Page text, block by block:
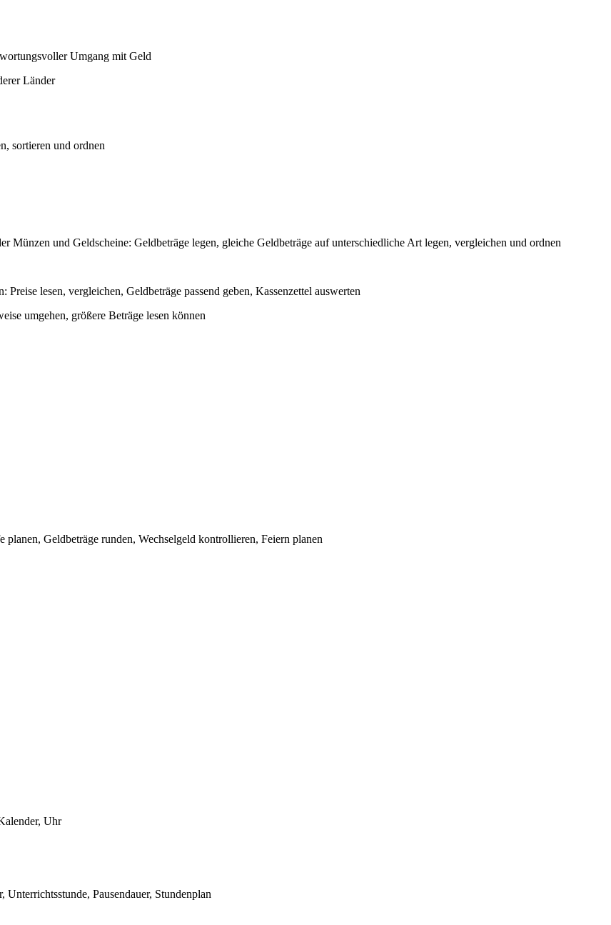
Umgang mit Geld
Länder
sortieren und ordnen
Münzen und Geldscheine: Geldbeträge legen, gleiche Geldbeträge auf unterschiedliche Art legen, vergleichen und ordnen
lesen, vergleichen, Geldbeträge passend geben, Kassenzettel auswerten
umgehen, größere Beträge lesen können
Geldbeträge runden, Wechselgeld kontrollieren, Feiern planen
Uhr
Unterrichtsstunde, Pausendauer, Stundenplan